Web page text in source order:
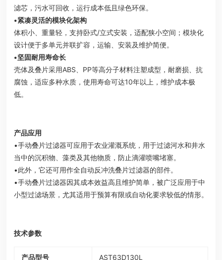
滤芯，污水可回收，运行成本低且绿色环保。
•紧凑灵活的模块化架构
体积小、重量轻，支持卧式/立式安装，适配狭小空间；模块化
设计便于多单元并联扩容，运输、安装及维护简便。
•坚固耐用寿命长
壳体及叠片采用ABS、PP等高分子材料注塑成型，耐磨损、抗
腐蚀，适应多种水质，使用寿命可达10年以上，维护成本极
低。
产品应用
•手动叠片过滤器可应用于农业灌溉系统，用于过滤河水和井水
当中的沉积物、藻类及其他物质，防止滴灌喷嘴堵塞。
•此外，它还可用作全自动反冲洗叠片过滤器的部件。
•手动叠片过滤器因其成本效益高且维护简单，被广泛应用于中
小型过滤场景，尤其适用于预算有限或自动化要求较低的情形。
技术参数
产品型号 AST63D130L